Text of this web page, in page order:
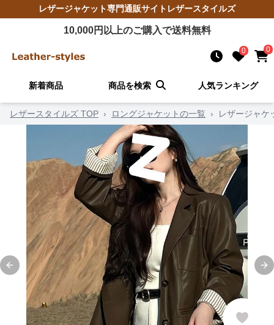
レザージャケット専門通販サイト レザースタイルズ
10,000円以上のご購入で送料無料
0 0
新着商品 商品を検索 人気ランキング
レザースタイルズ TOP › ロングジャケットの一覧 › レザージャケ
Previous slide